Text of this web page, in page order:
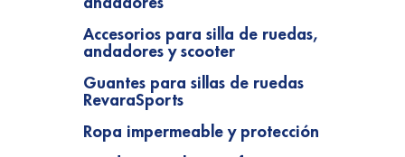
Accesorios para silla de ruedas,
andadores y scooter
Guantes para sillas de ruedas
RevaraSports
Ropa impermeable y protección